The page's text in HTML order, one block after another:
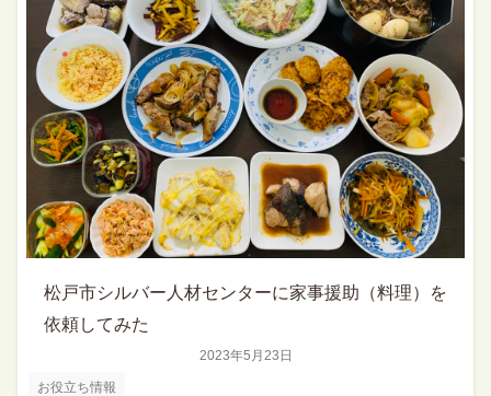
お役立ち情報
2023年5月23日
松戸市シルバー人材センターに家事援助（料理）を
依頼してみた